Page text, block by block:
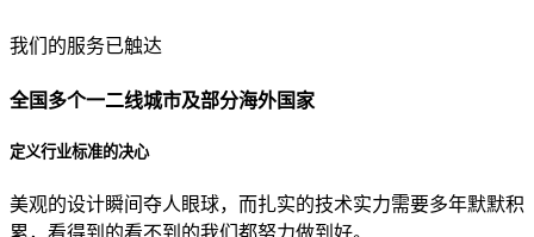
贵公司预算范围是？
贵公司的团队规模是？
目前主要的营销渠道是？
我们的服务已触达
全国多个一二线城市及部分海外国家
定义行业标准的决心
美观的设计瞬间夺人眼球，而扎实的技术实力需要多年默默积
累，看得到的看不到的我们都努力做到好。